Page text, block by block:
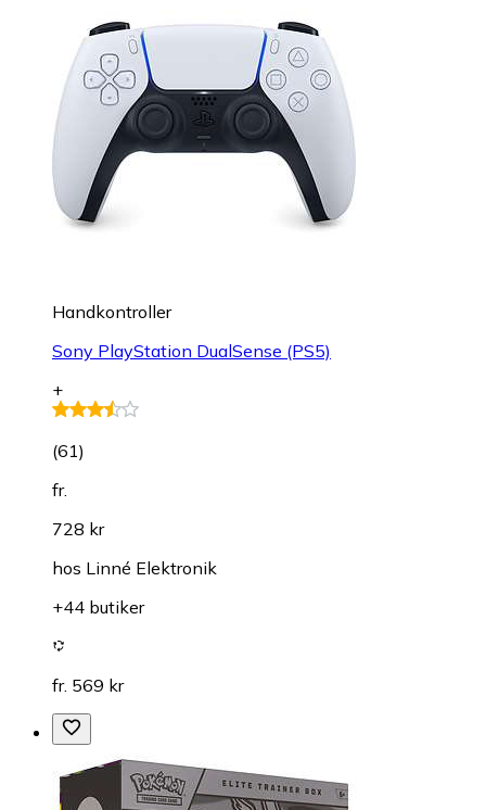
Handkontroller
Sony PlayStation DualSense (PS5)
+
(61)
fr.
728 kr
hos Linné Elektronik
+44 butiker
fr. 569 kr